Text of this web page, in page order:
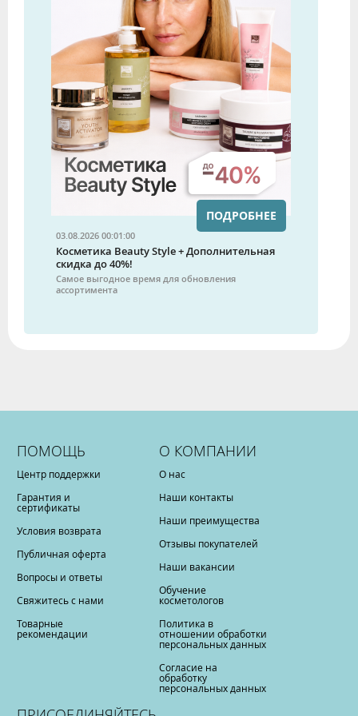
03.08.2026 00:01:00
Косметика Beauty Style + Дополнительная
скидка до 40%!
Самое выгодное время для обновления
ассортимента
ПОДРОБНЕЕ
ПОМОЩЬ
Центр поддержки
Гарантия и
сертификаты
Условия возврата
Публичная оферта
Вопросы и ответы
Свяжитесь с нами
Товарные
рекомендации
О КОМПАНИИ
О нас
Наши контакты
Наши преимущества
Отзывы покупателей
Наши вакансии
Обучение
косметологов
Политика в
отношении обработки
персональных данных
Согласие на
обработку
персональных данных